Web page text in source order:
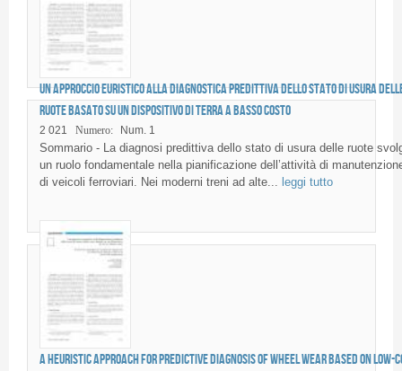
Un approccio euristico alla diagnostica predittiva dello stato di usura
ruote basato su un dispositivo di terra a basso costo
2 021 Numero: Num. 1
Sommario - La diagnosi predittiva dello stato di usura delle ruote
un ruolo fondamentale nella pianificazione dell’attività di
di veicoli ferroviari. Nei moderni treni ad alte... leggi tutto
A heuristic approach for predictive diagnosis of wheel wear based on low-